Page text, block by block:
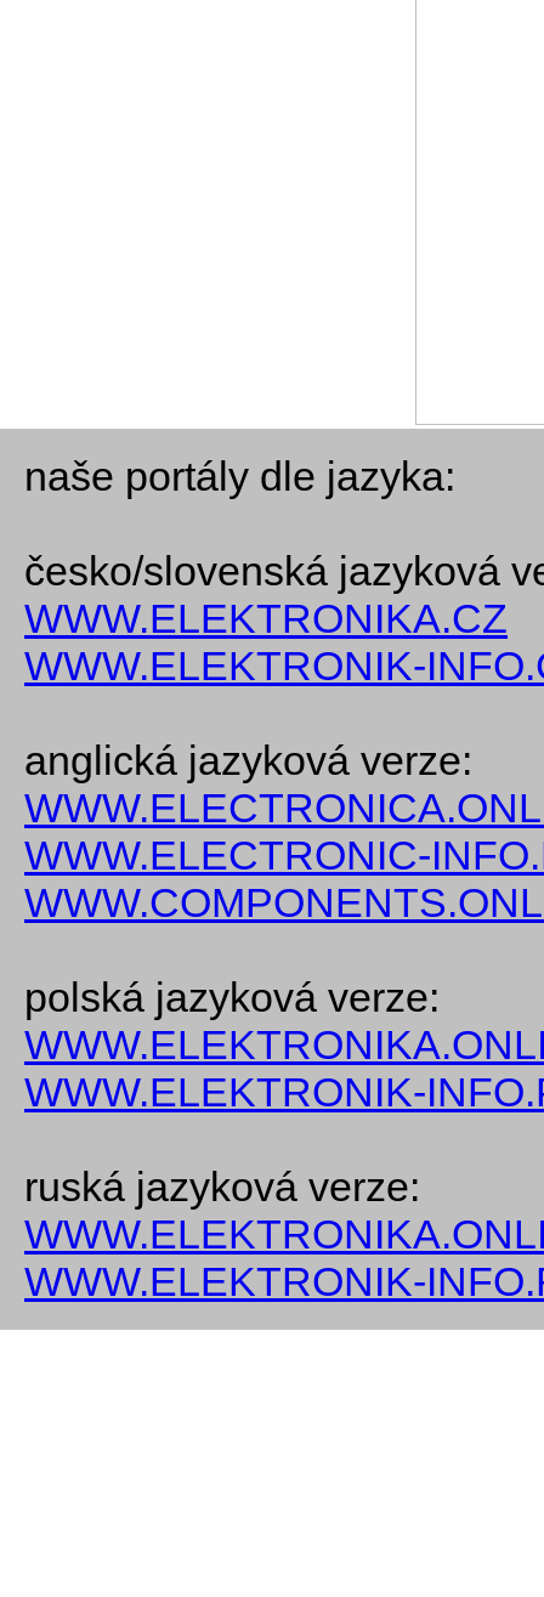
naše portály dle jazyka:
česko/slovenská jazyková
WWW.ELEKTRONIKA.CZ
WWW.ELEKTRONIK-
anglická jazyková verze:
WWW.ELECTRONIC-
polská jazyková verze:
WWW.ELEKTRONIK-
ruská jazyková verze:
WWW.ELEKTRONIK-